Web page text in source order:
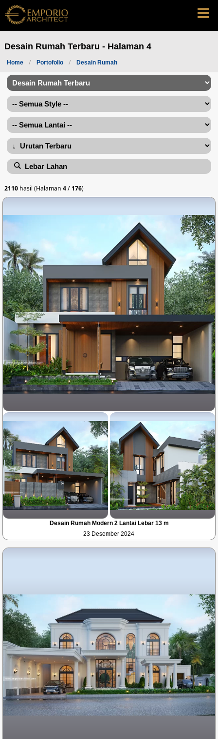
Desain Rumah Terbaru - Halaman 4
Home Portofolio Desain Rumah
Lebar Lahan
2110 hasil (Halaman4/ 176)
Desain Rumah Modern 2 Lantai Lebar 13 m
23 Desember 2024